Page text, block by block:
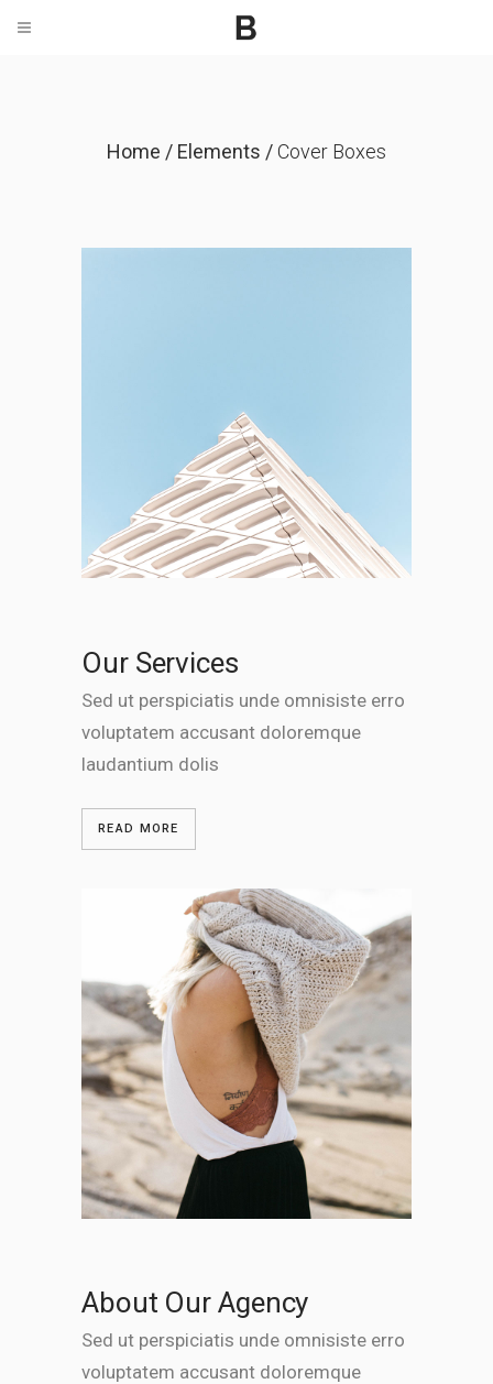
Home / Elements /Cover Boxes
Our Services
Sed ut perspiciatis unde omnisiste erro
voluptatem accusant doloremque
laudantium dolis
READ MORE
About Our Agency
Sed ut perspiciatis unde omnisiste erro
voluptatem accusant doloremque